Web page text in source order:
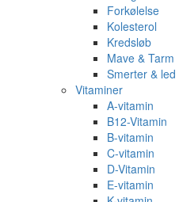
Forkølelse
Kolesterol
Kredsløb
Mave & Tarm
Smerter & led
Vitaminer
A-vitamin
B12-Vitamin
B-vitamin
C-vitamin
D-Vitamin
E-vitamin